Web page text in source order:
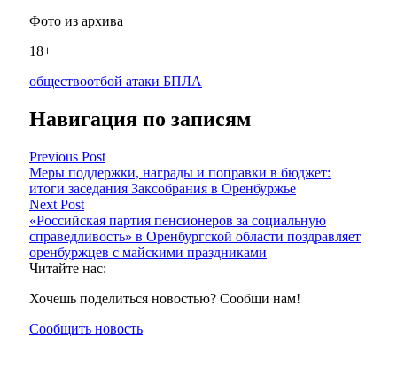
Фото из архива
18+
обществоотбой атаки БПЛА
Навигация по записям
Previous Post
Меры поддержки, награды и поправки в бюджет:
итоги заседания Заксобрания в Оренбуржье
Next Post
«Российская партия пенсионеров за социальную
справедливость» в Оренбургской области поздравляет
оренбуржцев с майскими праздниками
Читайте нас:
Хочешь поделиться новостью? Сообщи нам!
Сообщить новость